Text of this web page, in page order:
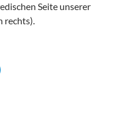
Seite unserer
rechts).